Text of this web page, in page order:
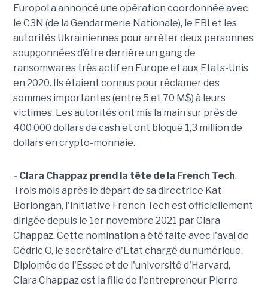
Europol a annoncé une opération coordonnée avec
le C3N (de la Gendarmerie Nationale), le FBI et les
autorités Ukrainiennes pour arrêter deux personnes
soupçonnées d’être derrière un gang de
ransomwares très actif en Europe et aux Etats-Unis
en 2020. Ils étaient connus pour réclamer des
sommes importantes (entre 5 et 70 M$) à leurs
victimes. Les autorités ont mis la main sur près de
400 000 dollars de cash et ont bloqué 1,3 million de
dollars en crypto-monnaie.
- Clara Chappaz prend la tête de la French Tech.
Trois mois après le départ de sa directrice Kat
Borlongan, l'initiative French Tech est officiellement
dirigée depuis le 1er novembre 2021 par Clara
Chappaz. Cette nomination a été faite avec l'aval de
Cédric O, le secrétaire d'Etat chargé du numérique.
Diplomée de l'Essec et de l'université d'Harvard,
Clara Chappaz est la fille de l'entrepreneur Pierre